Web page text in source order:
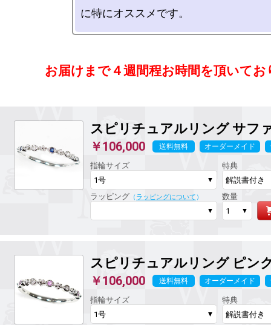
お届けまで４週間程お時間を頂いてお
スピリチュアルリングサフ
￥106,000 送料無料 オーダーメイド
指輪サイズ 特典
ラッピング （ ラッピングについて ） 数量
スピリチュアルリングピン
￥106,000 送料無料 オーダーメイド
指輪サイズ 特典